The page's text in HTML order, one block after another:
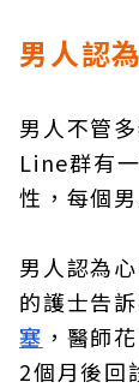
男人認
男人不管
Line群有
性，每個
男人認為
的護士告
塞 ，醫師
2個月後回